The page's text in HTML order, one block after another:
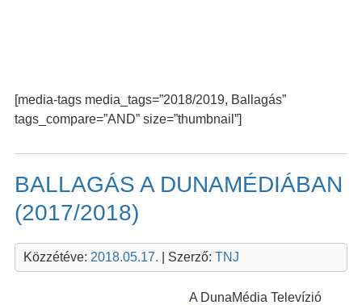
[media-tags media_tags=”2018/2019, Ballagás”
tags_compare=”AND” size=”thumbnail”]
BALLAGÁS A DUNAMÉDIÁBAN
(2017/2018)
Közzétéve: 2018.05.17. | Szerző: TNJ
A DunaMédia Televízió